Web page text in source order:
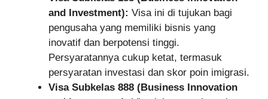
and Investment): Visa ini di tujukan bagi
pengusaha yang memiliki bisnis yang
inovatif dan berpotensi tinggi.
Persyaratannya cukup ketat, termasuk
persyaratan investasi dan skor poin imigrasi.
Visa Subkelas 888 (Business Innovation